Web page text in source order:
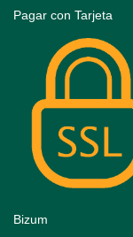
Pagar con Tarjeta
Bizum